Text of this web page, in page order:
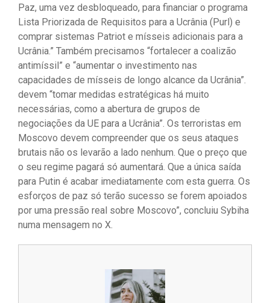
Paz, uma vez desbloqueado, para financiar o programa
Lista Priorizada de Requisitos para a Ucrânia (Purl) e
comprar sistemas Patriot e mísseis adicionais para a
Ucrânia.” Também precisamos “fortalecer a coalizão
antimíssil” e “aumentar o investimento nas
capacidades de mísseis de longo alcance da Ucrânia”.
devem “tomar medidas estratégicas há muito
necessárias, como a abertura de grupos de
negociações da UE para a Ucrânia”. Os terroristas em
Moscovo devem compreender que os seus ataques
brutais não os levarão a lado nenhum. Que o preço que
o seu regime pagará só aumentará. Que a única saída
para Putin é acabar imediatamente com esta guerra. Os
esforços de paz só terão sucesso se forem apoiados
por uma pressão real sobre Moscovo”, concluiu Sybiha
numa mensagem no X.